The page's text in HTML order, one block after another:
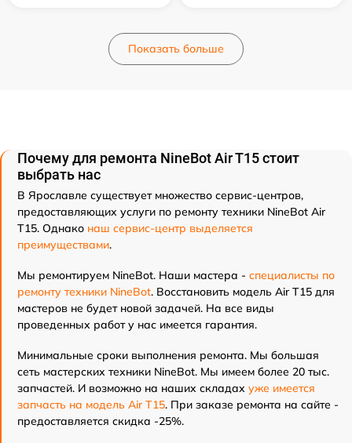
Показать больше
Почему для ремонта NineBot Air T15 стоит
выбрать нас
В Ярославле существует множество сервис-центров,
предоставляющих услуги по ремонту техники NineBot Air
T15. Однако наш сервис-центр выделяется
преимуществами.
Мы ремонтируем NineBot. Наши мастера - специалисты по
ремонту техники NineBot. Восстановить модель Air T15 для
мастеров не будет новой задачей. На все виды
проведенных работ у нас имеется гарантия.
Минимальные сроки выполнения ремонта. Мы большая
сеть мастерских техники NineBot. Мы имеем более 20 тыс.
запчастей. И возможно на наших складах уже имеется
запчасть на модель Air T15. При заказе ремонта на сайте -
предоставляется скидка -25%.